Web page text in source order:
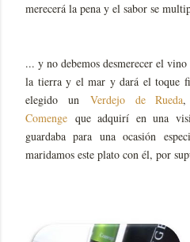
merecerá la pena y el sabor se
... y no debemos desmerecer el
la tierra y el mar y dará el toque
elegido un Verdejo de Rueda,
Comenge que adquirí en una
guardaba para una ocasión
maridamos este plato con él, por